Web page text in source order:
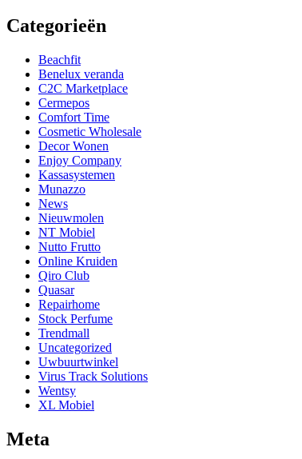
Categorieën
Beachfit
Benelux veranda
C2C Marketplace
Cermepos
Comfort Time
Cosmetic Wholesale
Decor Wonen
Enjoy Company
Kassasystemen
Munazzo
News
Nieuwmolen
NT Mobiel
Nutto Frutto
Online Kruiden
Qiro Club
Quasar
Repairhome
Stock Perfume
Trendmall
Uncategorized
Uwbuurtwinkel
Virus Track Solutions
Wentsy
XL Mobiel
Meta